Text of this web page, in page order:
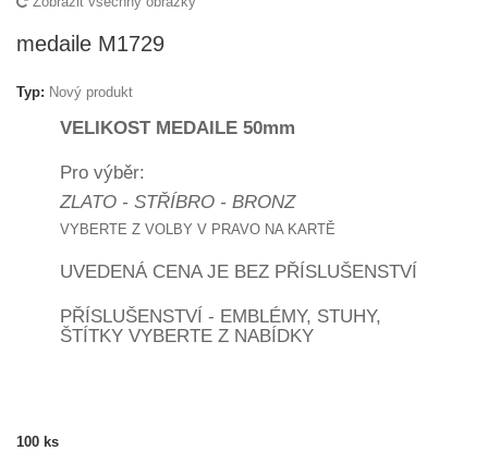
medaile M1729
Typ: Nový produkt
VELIKOST MEDAILE 50mm
Pro výběr:
ZLATO - STŘÍBRO - BRONZ
VYBERTE Z VOLBY V PRAVO NA KARTĚ
UVEDENÁ CENA JE BEZ PŘÍSLUŠENSTVÍ
PŘÍSLUŠENSTVÍ - EMBLÉMY, STUHY,
ŠTÍTKY VYBERTE Z NABÍDKY
100 ks